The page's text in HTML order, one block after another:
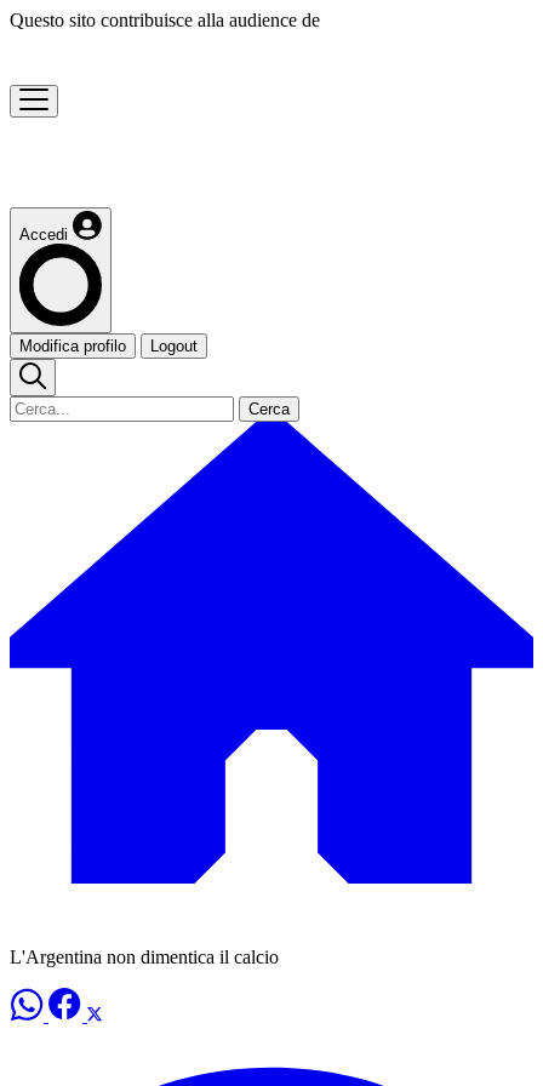
Questo sito contribuisce alla audience de
Accedi
Modifica profilo Logout
Cerca
L'Argentina non dimentica il calcio